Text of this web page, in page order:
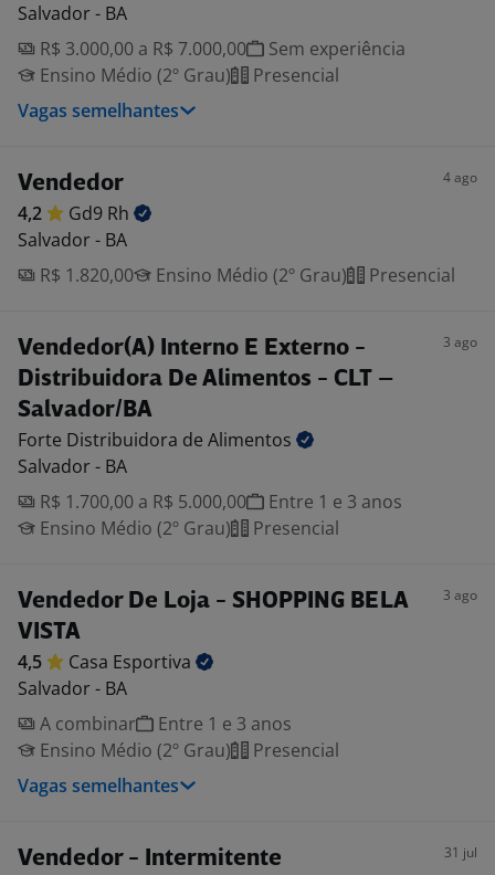
Salvador - BA
R$ 3.000,00 a R$ 7.000,00
Sem experiência
Ensino Médio (2º Grau)
Presencial
Vagas semelhantes
Vendedor 4 ago
4,2 Gd9 Rh
Salvador - BA
R$ 1.820,00
Ensino Médio (2º Grau) Presencial
Vendedor(A) Interno E Externo -
Distribuidora De Alimentos - CLT –
Salvador/BA
3 ago
Forte Distribuidora de Alimentos
Salvador - BA
R$ 1.700,00 a R$ 5.000,00
Entre 1 e 3 anos
Ensino Médio (2º Grau)
Presencial
Vendedor De Loja - SHOPPING BELA
VISTA
3 ago
4,5 Casa Esportiva
Salvador - BA
A combinar
Entre 1 e 3 anos
Ensino Médio (2º Grau)
Presencial
Vagas semelhantes
Vendedor - Intermitente 31 jul